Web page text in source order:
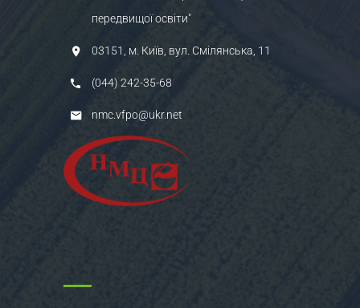
передвищої освіти"
03151, м. Київ, вул. Смілянська, 11
(044) 242-35-68
nmc.vfpo@ukr.net